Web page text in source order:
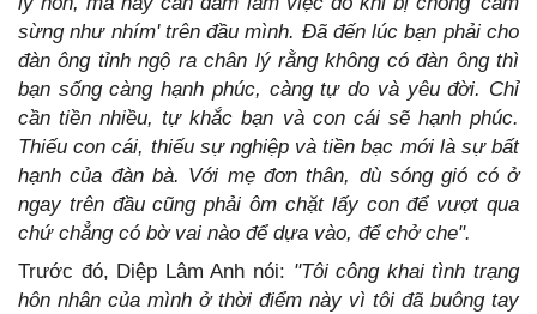
sừng như nhím' trên đầu mình. Đã đến lúc bạn phải cho
đàn ông tỉnh ngộ ra chân lý rằng không có đàn ông thì
bạn sống càng hạnh phúc, càng tự do và yêu đời. Chỉ
cần tiền nhiều, tự khắc bạn và con cái sẽ hạnh phúc.
Thiếu con cái, thiếu sự nghiệp và tiền bạc mới là sự bất
hạnh của đàn bà. Với mẹ đơn thân, dù sóng gió có ở
ngay trên đầu cũng phải ôm chặt lấy con để vượt qua
chứ chẳng có bờ vai nào để dựa vào, để chở che".
Trước đó, Diệp Lâm Anh nói: "Tôi công khai tình trạng
hôn nhân của mình ở thời điểm này vì tôi đã buông tay